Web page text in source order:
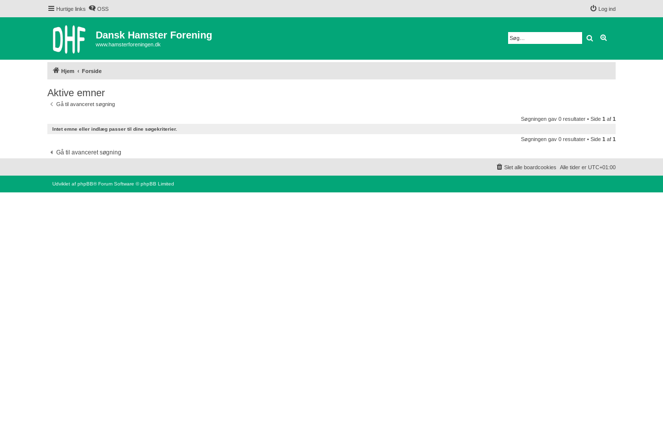
Hurtige links OSS Log ind
Dansk Hamster Forening
www.hamsterforeningen.dk
Søg
Hjem Forside
Aktive emner
Gå til avanceret søgning
Søgningen gav 0 resultater • Side 1 af 1
Intet emne eller indlæg passer til dine søgekriterier.
Søgningen gav 0 resultater • Side 1 af 1
Gå til avanceret søgning
Alle tider er UTC+01:00
Slet alle boardcookies
Udviklet af phpBB® Forum Software © phpBB Limited